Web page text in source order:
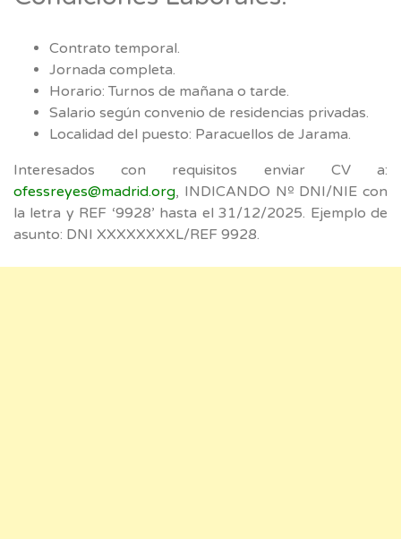
Contrato temporal.
Jornada completa.
Horario: Turnos de mañana o tarde.
Salario según convenio de residencias privadas.
Localidad del puesto: Paracuellos de Jarama.
Interesados con requisitos enviar CV a:
ofessreyes@madrid.org, INDICANDO Nº DNI/NIE con
la letra y REF ‘9928’ hasta el 31/12/2025. Ejemplo de
asunto: DNI XXXXXXXXL/REF 9928.